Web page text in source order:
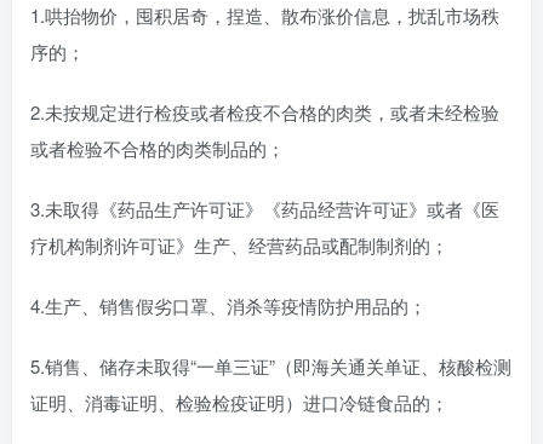
1.哄抬物价，囤积居奇，捏造、散布涨价信息，扰乱市场秩
序的；
2.未按规定进行检疫或者检疫不合格的肉类，或者未经检验
或者检验不合格的肉类制品的；
3.未取得《药品生产许可证》《药品经营许可证》或者《医
疗机构制剂许可证》生产、经营药品或配制制剂的；
4.生产、销售假劣口罩、消杀等疫情防护用品的；
5.销售、储存未取得“一单三证”（即海关通关单证、核酸检测
证明、消毒证明、检验检疫证明）进口冷链食品的；